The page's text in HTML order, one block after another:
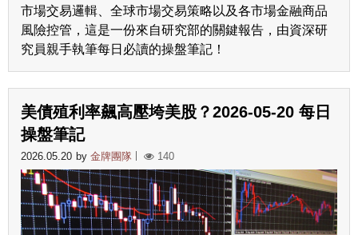
市場交易邏輯、全球市場交易策略以及各市場金融商品
風險控管，這是一份來自研究部的關鍵報告，由資深研
究員親手執筆每日必讀的操盤筆記！
美債殖利率飆高壓垮美股？2026-05-20 每日
操盤筆記
2026.05.20 by 金牌團隊 140